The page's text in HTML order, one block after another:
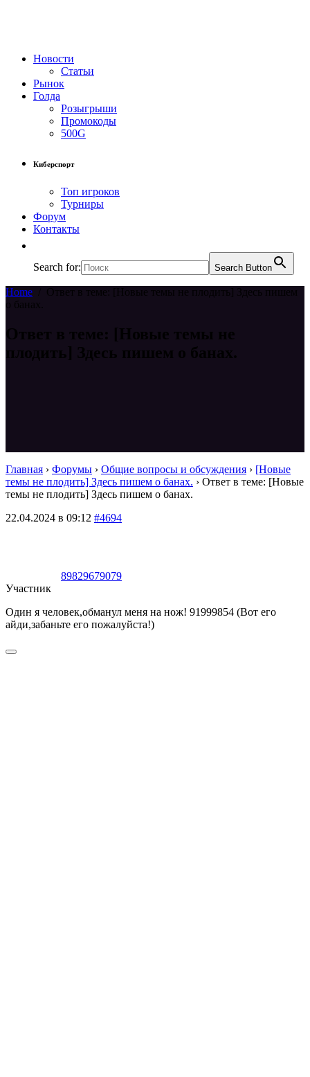
Новости
Статьи
Рынок
Голда
Розыгрыши
Промокоды
500G
Киберспорт
Топ игроков
Турниры
Форум
Контакты
Search for: Search Button
Home
Ответ в теме: [Новые темы не плодить] Здесь пишем
о банах.
Ответ в теме: [Новые темы не
плодить] Здесь пишем о банах.
Главная › Форумы › Общие вопросы и обсуждения › [Новые
темы не плодить] Здесь пишем о банах. › Ответ в теме: [Новые
темы не плодить] Здесь пишем о банах.
22.04.2024 в 09:12 #4694
89829679079
Участник
Один я человек,обманул меня на нож! 91999854 (Вот его
айди,забаньте его пожалуйста!)